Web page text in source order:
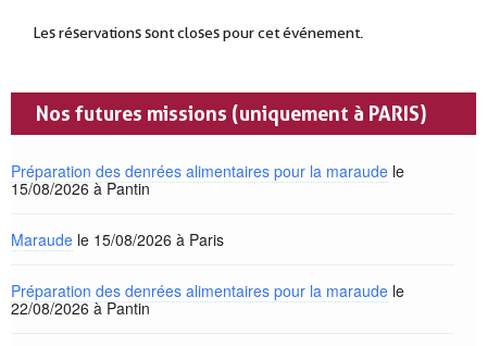
Les réservations sont closes pour cet événement.
Nos futures missions (uniquement à PARIS)
Préparation des denrées alimentaires pour la maraude le
15/08/2026 à Pantin
Maraude le 15/08/2026 à Paris
Préparation des denrées alimentaires pour la maraude le
22/08/2026 à Pantin